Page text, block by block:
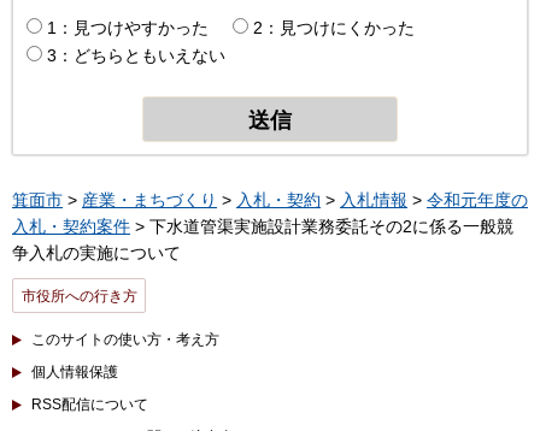
1：見つけやすかった
2：見つけにくかった
3：どちらともいえない
箕面市 > 産業・まちづくり > 入札・契約 > 入札情報 > 令和元年度の
入札・契約案件 > 下水道管渠実施設計業務委託その2に係る一般競
争入札の実施について
市役所への行き方
このサイトの使い方・考え方
個人情報保護
RSS配信について